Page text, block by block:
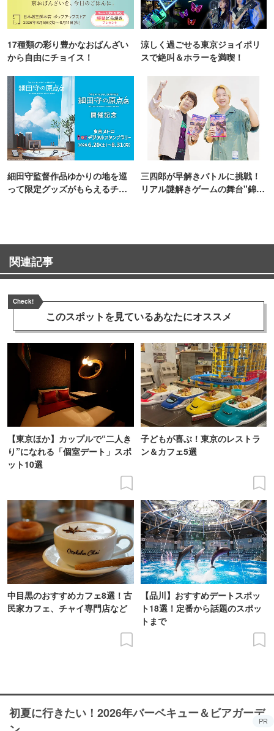
17種類の彩り豊かなおばんざい
から自由にチョイス！
涼しく過ごせる東京ジョイポリ
スで絶叫＆ホラーを満喫！
細田守監督作品ゆかりの地を巡
って限定グッズがもらえるチャ
三四郎が早解きバトルに挑戦！
リアル謎解きゲームの舞台"錦糸
関連記事
Check!
このスポットを見ているあなたにオススメ
【東京ほか】カップルで“二人き
り”になれる「個室デート」スポ
ット10選
子どもが喜ぶ！東京のレストラ
ン＆カフェ5選
中目黒のおすすめカフェ8選！古
民家カフェ、チャイ専門店など
【品川】おすすめデートスポッ
ト18選！定番から話題のスポッ
トまで
初夏に行きたい！2026年バーベキュー＆ビアガーデ
PR